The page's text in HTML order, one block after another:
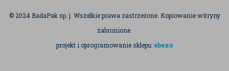
© 2024 BadaPak sp. j. Wszelkie prawa zastrzeżone. Kopiowanie witryny
zabronione.
projekt i oprogramowanie sklepu: ebexo